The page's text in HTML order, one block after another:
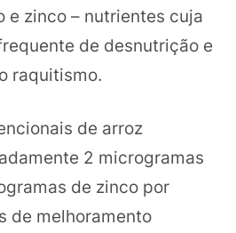
e zinco – nutrientes cuja
de desnutrição e
raquitismo.
de arroz
2 microgramas
de zinco por
de melhoramento